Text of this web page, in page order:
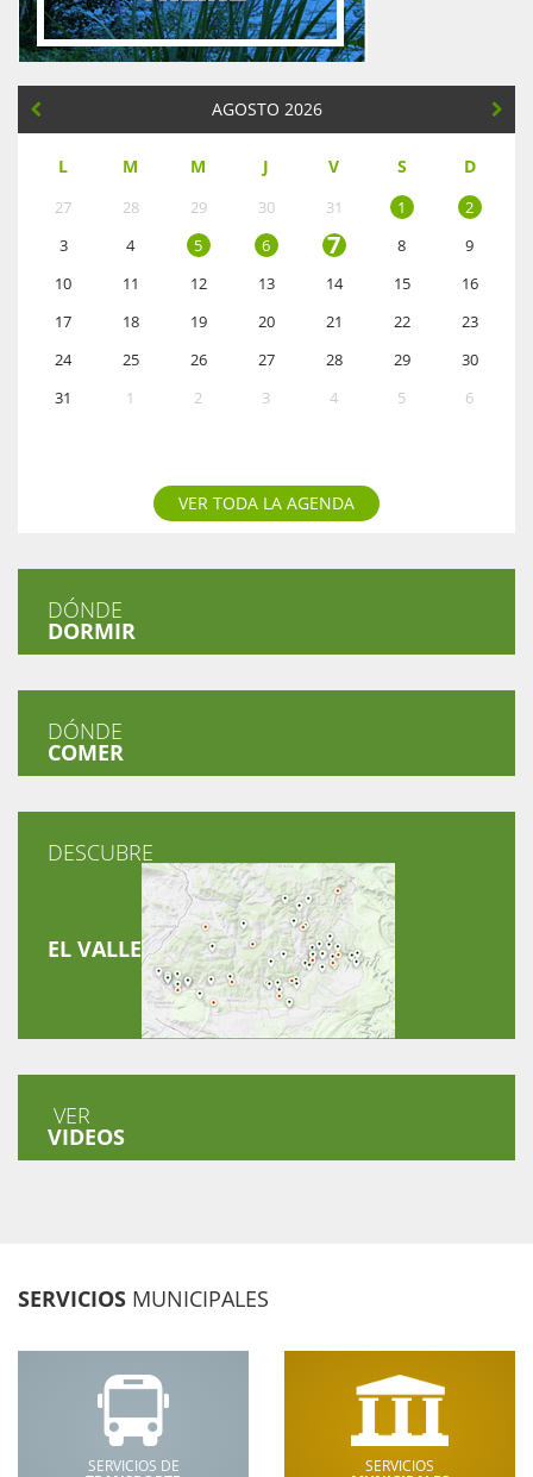
AGOSTO 2026
L M M J V S D
27 28 29 30 31 1
2
3
4 5 6 7 8
9
10
11 12 13 14 15
16
17
18 19 20 21 22
23
24
25 26 27 28 29
30
31
1 2 3 4 5 6
VER TODA LA AGENDA
DÓNDE
DORMIR
DÓNDE
COMER
DESCUBRE
EL VALLE
VER
VIDEOS
SERVICIOS MUNICIPALES
SERVICIOS DE SERVICIOS